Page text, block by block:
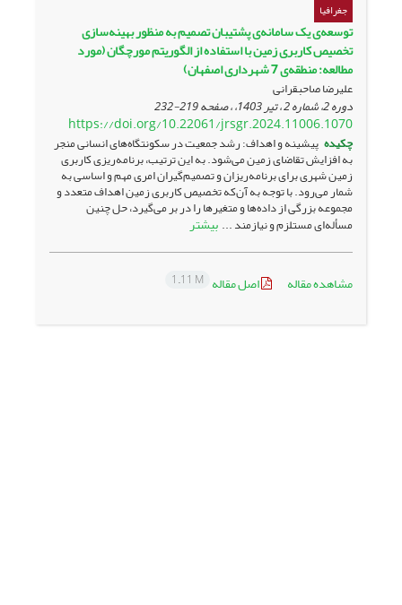
جغرافیا
توسعه‌ی یک سامانه‌ی پشتیبان تصمیم به منظور بهینه‌سازی
تخصیص کاربری زمین با استفاده از الگوریتم مورچگان (مورد
مطالعه: منطقه‌ی 7 شهرداری اصفهان)
علیرضا صاحبقرانی
دوره 2، شماره 2 ، تیر 1403، ، صفحه 219-232
https://doi.org/10.22061/jrsgr.2024.11006.1070
چکیده پیشینه و اهداف: رشد جمعیت در سکونتگاه‌های انسانی منجر
به افزایش تقاضای زمین می‌شود. به این ترتیب، برنامه‌ریزی کاربری
زمین شهری برای برنامه‌ریزان و تصمیم‌گیران امری مهم و اساسی به
شمار می‌رود. با توجه به آن‌که تخصیص کاربری زمین اهداف متعدد و
مجموعه‌ بزرگی از داده‌ها و متغیرها را در بر می‌گیرد، حل چنین
مسأله‌ای مستلزم و نیازمند ... بیشتر
مشاهده مقاله اصل مقاله 1.11 M